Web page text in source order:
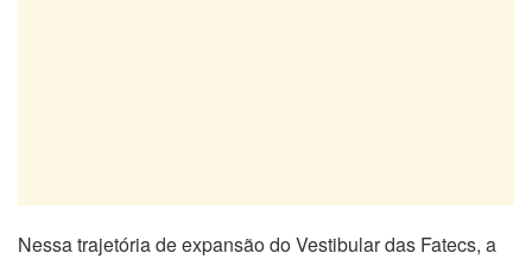
Nessa trajetória de expansão do Vestibular das Fatecs, a